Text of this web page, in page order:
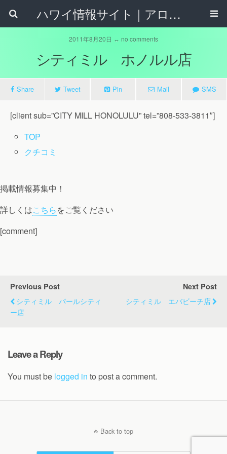
ハワイ情報サイト｜アロハタウンネット
2011年8月20日 ↔ no comments
シティミル ホノルル店
Share Tweet Pin Mail SMS
[client sub=”CITY MILL HONOLULU” tel=”808-533-3811″]
TOP
クチコミ
掲載情報募集中！
詳しくはこちらをご覧ください
[comment]
Previous Post
シティミル パールシティ
ー店
Next Post
シティミル エバビーチ店
Leave a Reply
You must be logged in to post a comment.
Back to top